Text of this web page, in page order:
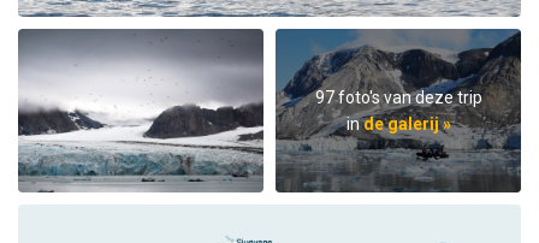
97 foto's van deze trip
inde galerij »